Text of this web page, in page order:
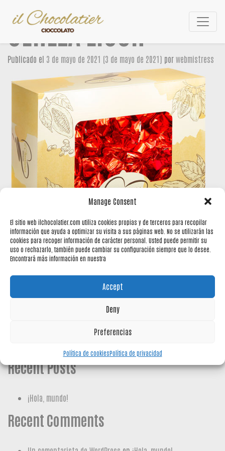
Manage Consent
El sitio web ilchocolatier.com utiliza cookies propias y de terceros para recopilar
información que ayuda a optimizar su visita a sus páginas web. No se utilizarán las
cookies para recoger información de carácter personal. Usted puede permitir su
uso o rechazarlo, también puede cambiar su configuración siempre que lo desee.
Encontrará más información en nuestra
Accept
Deny
Preferencias
Política de cookiesPolítica de privacidad
CEREZA LICOR
Publicado el 3 de mayo de 2021 (3 de mayo de 2021) por webmistress
Bombones de chocolate negro con cereza licor
en su interior
Navegación de
Search
Recent Posts
¡Hola, mundo!
Recent Comments